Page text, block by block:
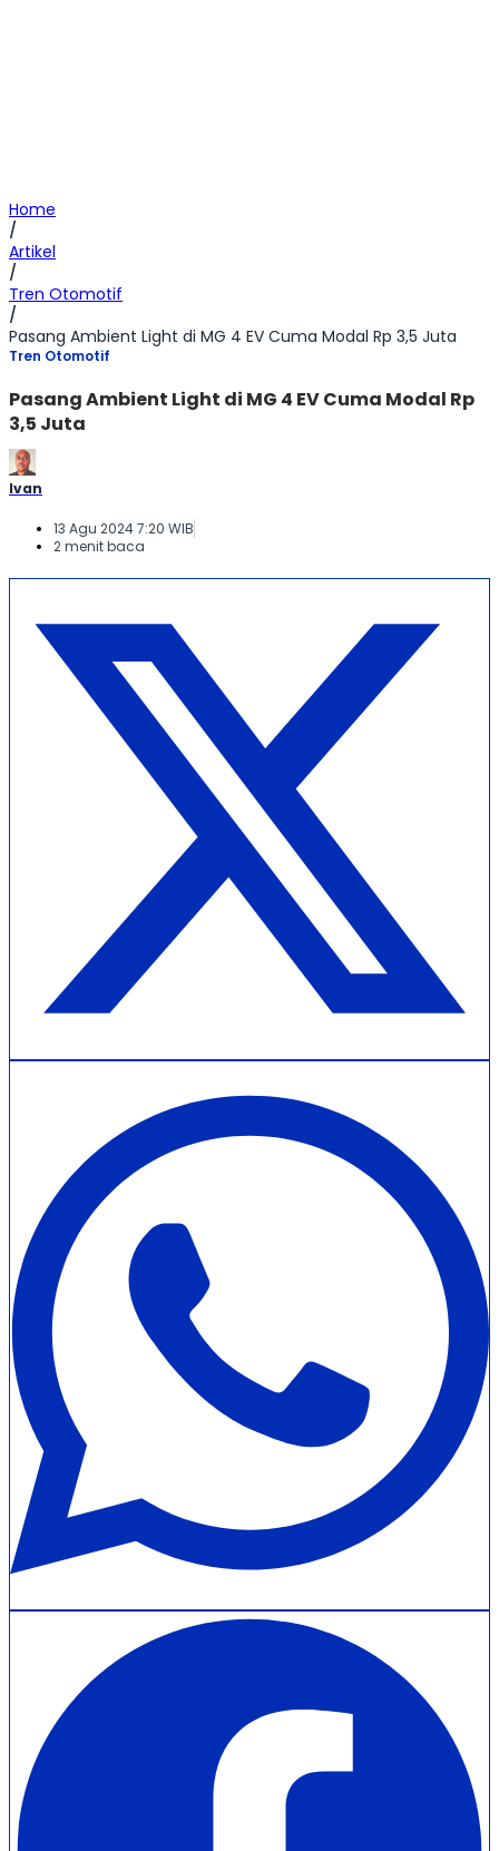
Home
/
Artikel
/
Tren Otomotif
/
Pasang Ambient Light di MG 4 EV Cuma Modal Rp 3,5 Juta
Tren Otomotif
Pasang Ambient Light di MG 4 EV Cuma Modal Rp
3,5 Juta
Ivan
13 Agu 2024 7:20 WIB
2 menit baca